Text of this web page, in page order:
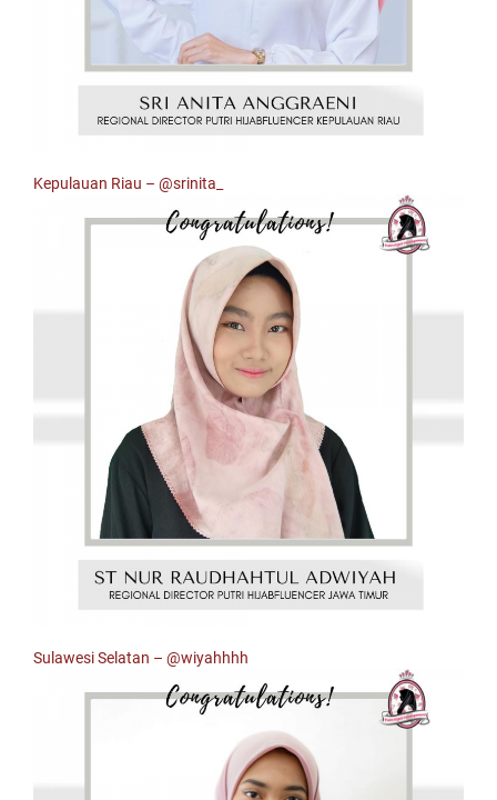
Kepulauan Riau – @srinita_
Sulawesi Selatan – @wiyahhhh